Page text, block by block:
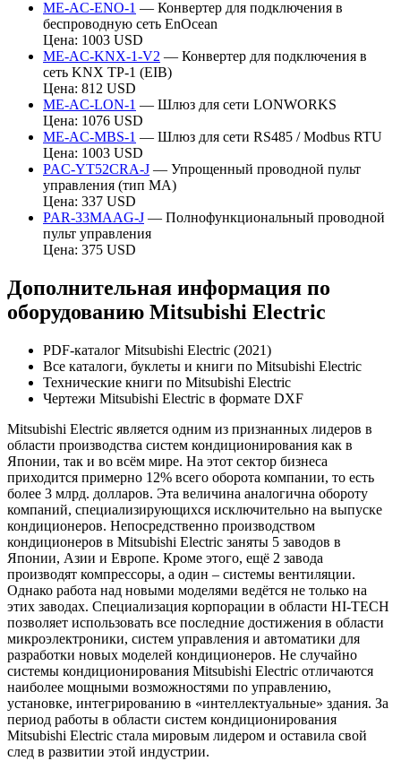
ME-AC-ENO-1 — Конвертер для подключения в
беспроводную сеть EnOcean
Цена: 1003 USD
ME-AC-KNX-1-V2 — Конвертер для подключения в
сеть KNX TP-1 (EIB)
Цена: 812 USD
ME-AC-LON-1 — Шлюз для сети LONWORKS
Цена: 1076 USD
ME-AC-MBS-1 — Шлюз для сети RS485 / Modbus RTU
Цена: 1003 USD
PAC-YT52CRA-J — Упрощенный проводной пульт
управления (тип МА)
Цена: 337 USD
PAR-33MAAG-J — Полнофункциональный проводной
пульт управления
Цена: 375 USD
Дополнительная информация по
оборудованию Mitsubishi Electric
PDF-каталог Mitsubishi Electric (2021)
Все каталоги, буклеты и книги по Mitsubishi Electric
Технические книги по Mitsubishi Electric
Чертежи Mitsubishi Electric в формате DXF
Mitsubishi Electric является одним из признанных лидеров в
области производства систем кондиционирования как в
Японии, так и во всём мире. На этот сектор бизнеса
приходится примерно 12% всего оборота компании, то есть
более 3 млрд. долларов. Эта величина аналогична обороту
компаний, специализирующихся исключительно на выпуске
кондиционеров. Непосредственно производством
кондиционеров в Mitsubishi Electric заняты 5 заводов в
Японии, Азии и Европе. Кроме этого, ещё 2 завода
производят компрессоры, а один – системы вентиляции.
Однако работа над новыми моделями ведётся не только на
этих заводах. Специализация корпорации в области HI-TECH
позволяет использовать все последние достижения в области
микроэлектроники, систем управления и автоматики для
разработки новых моделей кондиционеров. Не случайно
системы кондиционирования Mitsubishi Electric отличаются
наиболее мощными возможностями по управлению,
установке, интегрированию в «интеллектуальные» здания. За
период работы в области систем кондиционирования
Mitsubishi Electric стала мировым лидером и оставила свой
след в развитии этой индустрии.